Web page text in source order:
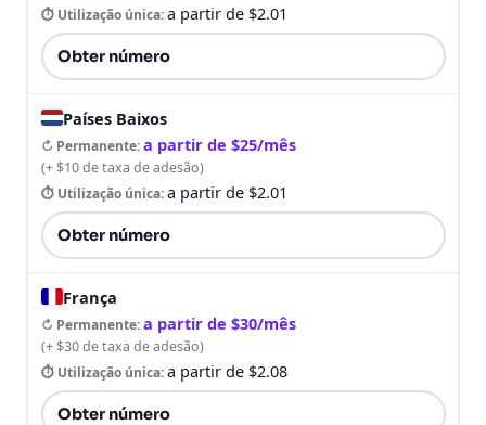
⏱ Utilização única:a partir de $2.01
Obter número
Países Baixos
↻ Permanente:a partir de $25/mês
(+ $10 de taxa de adesão)
⏱ Utilização única:a partir de $2.01
Obter número
França
↻ Permanente:a partir de $30/mês
(+ $30 de taxa de adesão)
⏱ Utilização única:a partir de $2.08
Obter número